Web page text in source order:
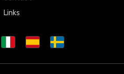
Links